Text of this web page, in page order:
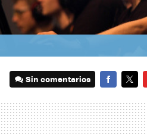
Sin comentarios